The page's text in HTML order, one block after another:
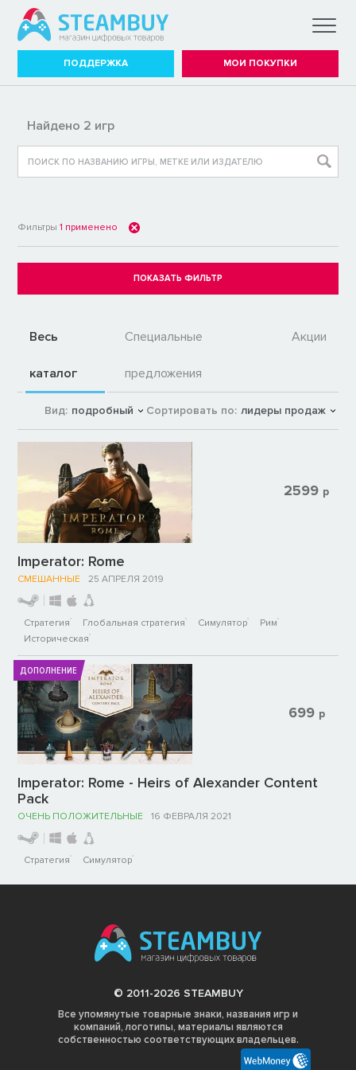
ПОДДЕРЖКА МОИ ПОКУПКИ
Найдено 2 игр
Фильтры1 применено
Весь
каталог
Специальные
предложения
Акции
Вид: подробный Сортировать по: лидеры продаж
Imperator: Rome
СМЕШАННЫЕ 25 АПРЕЛЯ 2019
Стратегия Глобальная стратегия Симулятор
Рим
Историческая
2599 р
ДОПОЛНЕНИЕ
Imperator: Rome - Heirs of Alexander Content
Pack
ОЧЕНЬ ПОЛОЖИТЕЛЬНЫЕ 16 ФЕВРАЛЯ 2021
Стратегия Симулятор
699 р
© 2011-2026 STEAMBUY
Все упомянутые товарные знаки, названия игр и
компаний, логотипы, материалы являются
собственностью соответствующих владельцев.